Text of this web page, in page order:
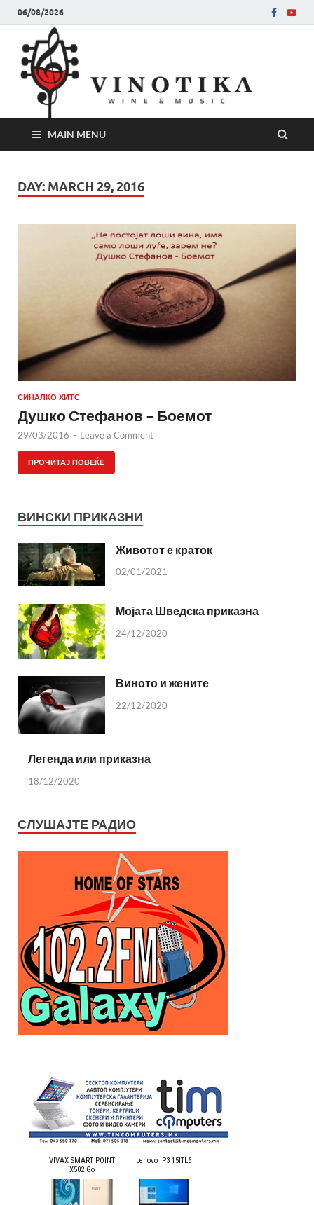
06/08/2026
MAIN MENU
DAY: MARCH 29, 2016
СИНАЛКО ХИТС
Душко Стефанов – Боемот
29/03/2016 - Leave a Comment
ПРОЧИТАЈ ПОВЕЌЕ
ВИНСКИ ПРИКАЗНИ
Животот е краток
02/01/2021
Мојата Шведска приказна
24/12/2020
Виното и жените
22/12/2020
Легенда или приказна
18/12/2020
СЛУШАЈТЕ РАДИО